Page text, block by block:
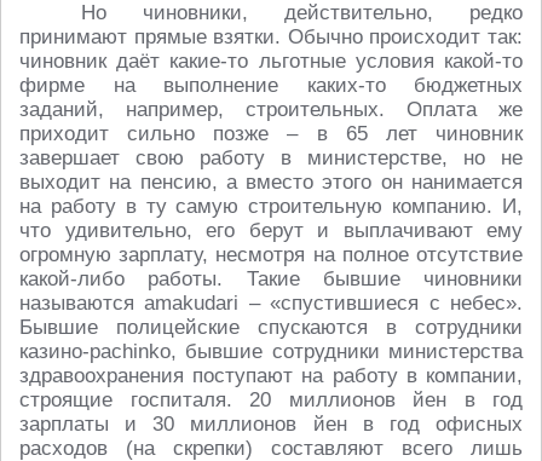
Но чиновники, действительно, редко
принимают прямые взятки. Обычно происходит так:
чиновник даёт какие-то льготные условия какой-то
фирме на выполнение каких-то бюджетных
заданий, например, строительных. Оплата же
приходит сильно позже – в 65 лет чиновник
завершает свою работу в министерстве, но не
выходит на пенсию, а вместо этого он нанимается
на работу в ту самую строительную компанию. И,
что удивительно, его берут и выплачивают ему
огромную зарплату, несмотря на полное отсутствие
какой-либо работы. Такие бывшие чиновники
называются amakudari – «спустившиеся с небес».
Бывшие полицейские спускаются в сотрудники
казино-pachinko, бывшие сотрудники министерства
здравоохранения поступают на работу в компании,
строящие госпиталя. 20 миллионов йен в год
зарплаты и 30 миллионов йен в год офисных
расходов (на скрепки) составляют всего лишь